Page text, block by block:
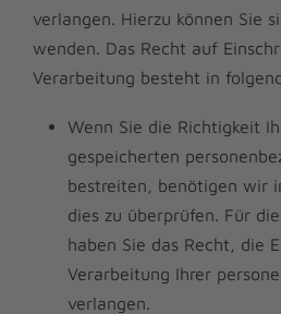
verlangen. Hierzu können Sie
wenden. Das Recht auf
Verarbeitung besteht in
Wenn Sie die Richtigkeit
gespeicherten
bestreiten, benötigen wir
dies zu überprüfen. Für
haben Sie das Recht, die
Verarbeitung Ihrer
verlangen.